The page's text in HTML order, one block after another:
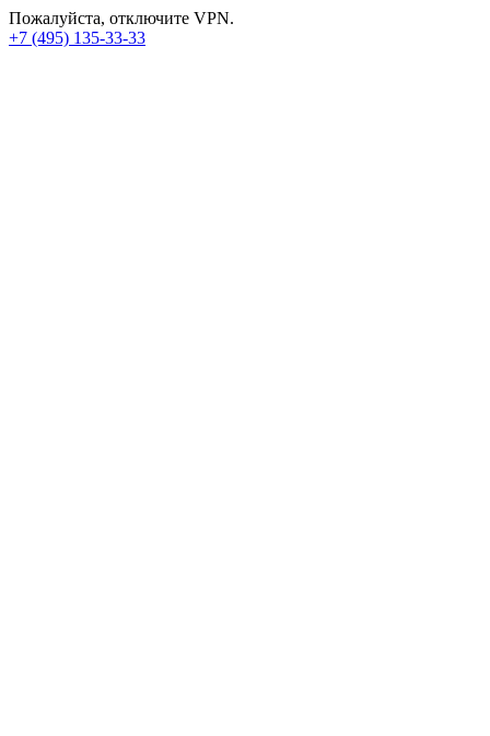
Пожалуйста, отключите VPN.
+7 (495) 135-33-33